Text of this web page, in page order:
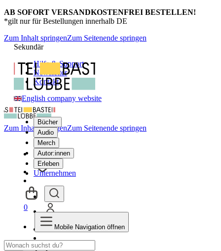
AB SOFORT VERSANDKOSTENFREI BESTELLEN!
*gilt nur für Bestellungen innerhalb DE
Zum Inhalt springenZum Seitenende springen
Sekundär
Hilfe & Support
Newsletter
Kontakt
English company website
Bücher
Audio
Merch
Autor:innen
Erleben
Unternehmen
Zum Inhalt springenZum Seitenende springen
0
Mobile Navigation öffnen